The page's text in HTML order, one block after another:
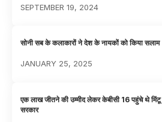
SEPTEMBER 19, 2024
सोनी सब के कलाकारों ने देश के नायकों को किया सलाम
JANUARY 25, 2025
एक लाख जीतने की उम्मीद लेकर केबीसी 16 पहुंचे थे मिंटू
सरकार